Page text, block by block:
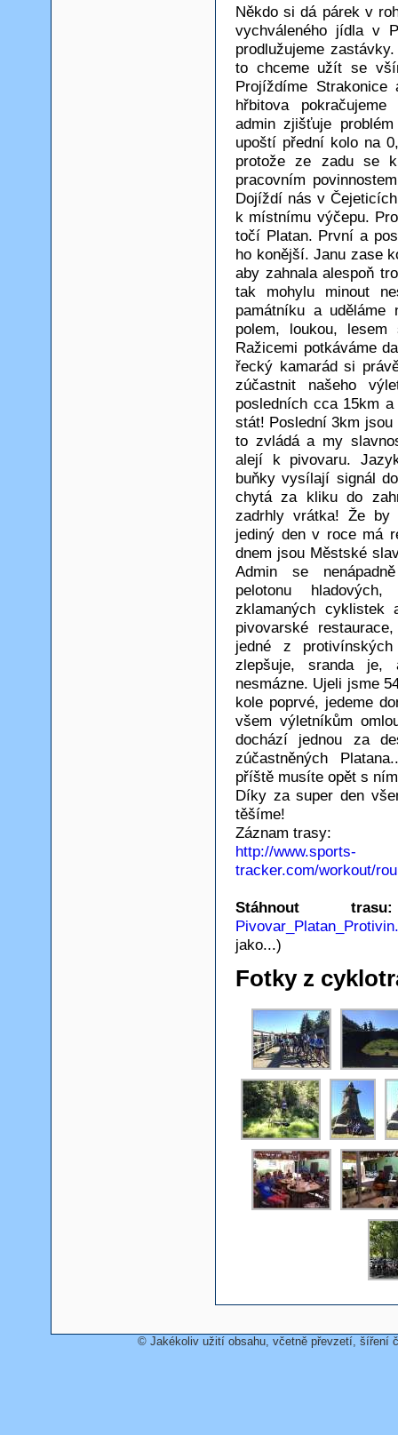
Někdo si dá párek v
vychváleného jídla v
prodlužujeme
to chceme užít se
Projíždíme
hřbitova
admin zjišťuje
upoští přední kolo na
protože ze zadu se
pracovním
Dojíždí nás v
k místnímu výčepu.
točí Platan. První a
ho konější. Janu zase
aby zahnala alespoň
tak mohylu minout
památníku a uděláme
polem, loukou,
Ražicemi potkáváme
řecký kamarád si
zúčastnit našeho
posledních cca 15km
stát! Poslední 3km
to zvládá a my
alejí k pivovaru.
buňky vysílají signál
chytá za kliku do
zadrhly vrátka! Že by
jediný den v roce má
dnem jsou Městské
Admin se
pelotonu
zklamaných cyklistek
pivovarské
jedné z
zlepšuje, sranda
nesmázne. Ujeli jsme
kole poprvé, jedeme
všem výletníkům
dochází jednou za
zúčastněných
příště musíte opět s
Díky za super den
těšíme!
Záznam trasy:
http://www.sports-
tracker.com/workout/
Stáhnout
jako...)
Fotky z
© Jakékoliv užití obsahu, včetně převzetí, šíření